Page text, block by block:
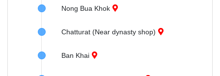
Nong Bua Khok
Chatturat (Near dynasty shop)
Ban Khai